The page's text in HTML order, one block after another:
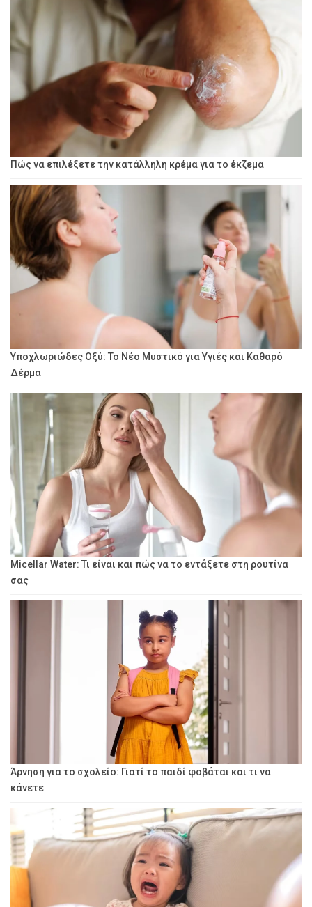
Πώς να επιλέξετε την κατάλληλη κρέμα για το έκζεμα
Υποχλωριώδες Οξύ: Το Νέο Μυστικό για Υγιές και Καθαρό
Δέρμα
Micellar Water: Τι είναι και πώς να το εντάξετε στη ρουτίνα
σας
Άρνηση για το σχολείο: Γιατί το παιδί φοβάται και τι να
κάνετε